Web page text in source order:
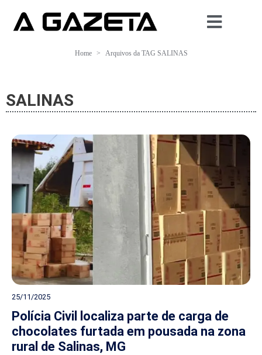
Home Arquivos da TAG SALINAS
SALINAS
25/11/2025
Polícia Civil localiza parte de carga de
chocolates furtada em pousada na zona
rural de Salinas, MG